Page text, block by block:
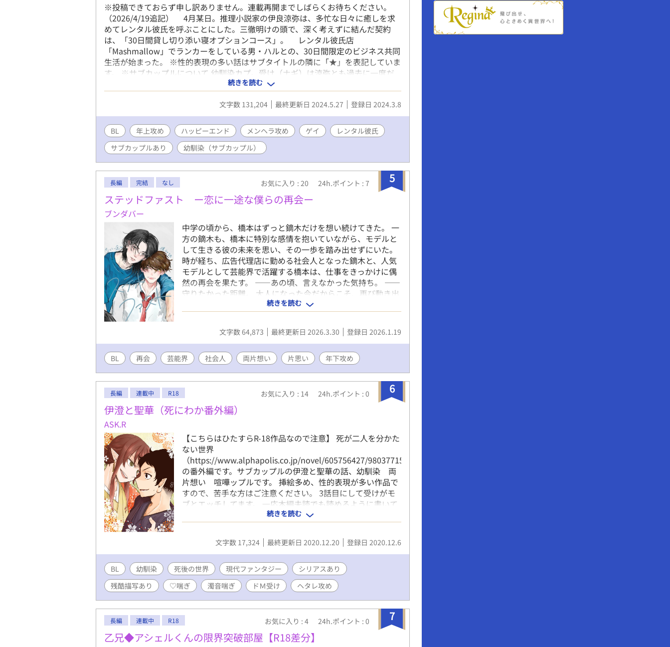
※投稿できておらず申し訳ありません。連載再開までしばらくお待ちください。
（2026/4/19追記） 4月某日。推理小説家の伊良涼弥は、多忙な日々に癒しを求
めてレンタル彼氏を呼ぶことにした。三徹明けの頭で、深く考えずに結んだ契約
は、「30日間貸し切り添い寝オプションコース」。 レンタル彼氏店
「Mashmallow」でランカーをしている男・ハルとの、30日間限定のビジネス共同
生活が始まった。 ※性的表現の多い話はサブタイトルの隣に「★」を表記していま
す。 ※サブカップルについて 幼馴染カプ。受け（ナギ）は涼弥とも過去に一度だ
け肉体関係があり、そちらではタチ側です。（本編中実際に絡むことはほぼないも
のの、そのキャラ単体で見るとリバに当たります。相手によってタチもネコもでき
る奔放キャラです。苦手な方はご注意ください） サブカップルとしては本編では多
く絡まない予定です。彼らのCP話については【スピンオフ】として投稿します。 お
気に入りやいいね等押してくださってありがとうございます。 ◾️キャラクター 伊良
涼弥（24） 受け 新進気鋭の推理小説家。社会不適合を自認しているゲイで、友
達もいない。大学時代のミス研の先輩浅木先生を師事している。綺麗好き。 恋愛経
験は乏しいが、男性経験はあるようだ。 ハル（28） 攻め レンタル彼氏店
「Mashmallow」でランカーをしているゲイの元ホスト。「ハル」は源氏名、店年
齢は25歳。仕事では女性客も相手にしている。最近まで飲食業界で働いていたが、
現在退職前の有給消化中。
続きを読む
文字数 131,204 最終更新日 2024.5.27 登録日 2024.3.8
BL 年上攻め ハッピーエンド メンヘラ攻め ゲイ
レンタル彼氏
サブカップルあり
幼馴染（サブカップル）
5
長編 完結 なし お気に入り : 20 24h.ポイント : 7
ステッドファスト ー恋に一途な僕らの再会ー
ブンダバー
中学の頃から、橋本はずっと鏑木だけを想い続けてきた。 一
方の鏑木も、橋本に特別な感情を抱いていながら、モデルと
して生きる彼の未来を思い、その一歩を踏み出せずにいた。
時が経ち、広告代理店に勤める社会人となった鏑木と、人気
モデルとして芸能界で活躍する橋本は、仕事をきっかけに偶
然の再会を果たす。 ――あの頃、言えなかった気持ち。 ――
守りたかった距離。 大人になった今だからこそ、再び動き出
す両片想い。 恋も、仕事も、簡単じゃない。それでも不器用
に前へ進もうとする 青年たちの、芸能界を舞台にした再会ラ
ブストーリー。 果たして、二人が想いを伝え合える日は来る
のか――。 そんな2人を見守る幼馴染サブカップルにも注
続きを読む
文字数 64,873 最終更新日 2026.3.30 登録日 2026.1.19
BL 再会 芸能界 社会人 両片想い 片思い 年下攻め
6
長編 連載中 R18 お気に入り : 14 24h.ポイント : 0
伊澄と聖華（死にわか番外編）
ASK.R
【こちらはひたすらR-18作品なので注意】 死が二人を分かた
ない世界
（https://www.alphapolis.co.jp/novel/605756427/980377158）
の番外編です。サブカップルの伊澄と聖華の話、幼馴染 両
片想い 喧嘩ップルです。 挿絵多め、性的表現が多い作品で
すので、苦手な方はご注意ください。 3話目にして受けがモ
ブとエッチしてます。 一応本編未読でも読めるように書いて
るつもりです、人物紹介・用語説明などはこちら
（https://www.alphapolis.co.jp/novel/605756427/980377158/episode/3105301）
【攻】超ヘタレ＆鈍感タイプ＆独占欲は強い 【受】変態ドＭ
ビッチ＆素直じゃない＆他の人には平気で好き好き言う性格
攻めを責める描写あり（肉体的なリバはなし） この作品は
Pixiv、ムーンライトノベルズ、エブリスタにも掲載予定で
す。 ※不定期更新
続きを読む
文字数 17,324 最終更新日 2020.12.20 登録日 2020.12.6
BL 幼馴染 死後の世界 現代ファンタジー
シリアスあり
残酷描写あり
♡喘ぎ 濁音喘ぎ ドＭ受け ヘタレ攻め
7
長編 連載中 R18 お気に入り : 4 24h.ポイント : 0
乙兄◆アシェルくんの限界突破部屋【R18差分】